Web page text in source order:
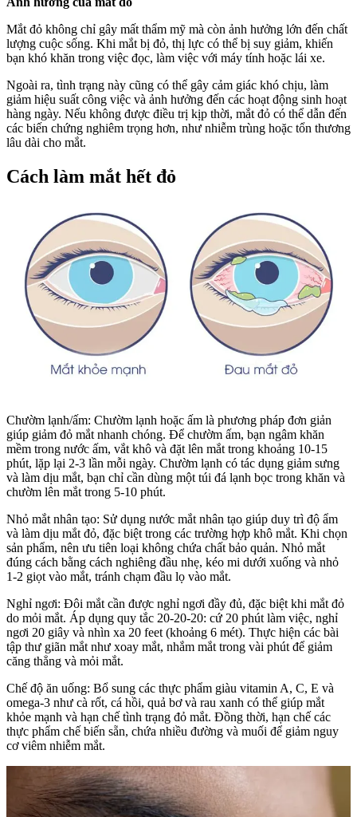
Mắt đỏ không chỉ gây mất thẩm mỹ mà còn ảnh hưởng lớn đến chất
lượng cuộc sống. Khi mắt bị đỏ, thị lực có thể bị suy giảm, khiến
bạn khó khăn trong việc đọc, làm việc với máy tính hoặc lái xe.
Ngoài ra, tình trạng này cũng có thể gây cảm giác khó chịu, làm
giảm hiệu suất công việc và ảnh hưởng đến các hoạt động sinh hoạt
hàng ngày. Nếu không được điều trị kịp thời, mắt đỏ có thể dẫn đến
các biến chứng nghiêm trọng hơn, như nhiễm trùng hoặc tổn thương
lâu dài cho mắt.
Cách làm mắt hết đỏ
Chườm lạnh/ấm: Chườm lạnh hoặc ấm là phương pháp đơn giản
giúp giảm đỏ mắt nhanh chóng. Để chườm ấm, bạn ngâm khăn
mềm trong nước ấm, vắt khô và đặt lên mắt trong khoảng 10-15
phút, lặp lại 2-3 lần mỗi ngày. Chườm lạnh có tác dụng giảm sưng
và làm dịu mắt, bạn chỉ cần dùng một túi đá lạnh bọc trong khăn và
chườm lên mắt trong 5-10 phút.
Nhỏ mắt nhân tạo: Sử dụng nước mắt nhân tạo giúp duy trì độ ẩm
và làm dịu mắt đỏ, đặc biệt trong các trường hợp khô mắt. Khi chọn
sản phẩm, nên ưu tiên loại không chứa chất bảo quản. Nhỏ mắt
đúng cách bằng cách nghiêng đầu nhẹ, kéo mi dưới xuống và nhỏ
1-2 giọt vào mắt, tránh chạm đầu lọ vào mắt.
Nghỉ ngơi: Đôi mắt cần được nghỉ ngơi đầy đủ, đặc biệt khi mắt đỏ
do mỏi mắt. Áp dụng quy tắc 20-20-20: cứ 20 phút làm việc, nghỉ
ngơi 20 giây và nhìn xa 20 feet (khoảng 6 mét). Thực hiện các bài
tập thư giãn mắt như xoay mắt, nhắm mắt trong vài phút để giảm
căng thẳng và mỏi mắt.
Chế độ ăn uống: Bổ sung các thực phẩm giàu vitamin A, C, E và
omega-3 như cà rốt, cá hồi, quả bơ và rau xanh có thể giúp mắt
khỏe mạnh và hạn chế tình trạng đỏ mắt. Đồng thời, hạn chế các
thực phẩm chế biến sẵn, chứa nhiều đường và muối để giảm nguy
cơ viêm nhiễm mắt.